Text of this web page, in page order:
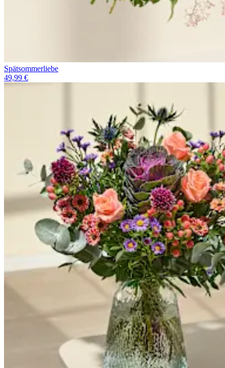
Spätsommerliebe
49,99 €